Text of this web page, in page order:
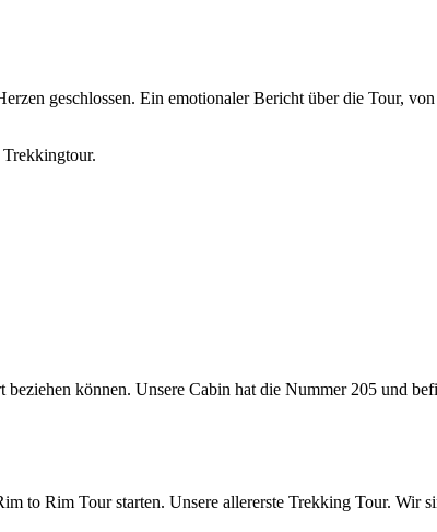
geschlossen. Ein emotionaler Bericht über die Tour,
Trekkingtour.
beziehen können. Unsere Cabin hat die Nummer 205 und
to Rim Tour starten. Unsere allererste Trekking Tour. Wir